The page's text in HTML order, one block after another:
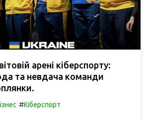
арені кіберспорту:
та невдача команди
#Кіберспорт